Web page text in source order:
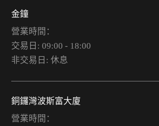
金鐘
營業時間：
交易日: 09:00 - 18:00
非交易日: 休息
銅鑼灣波斯富大廈
營業時間：